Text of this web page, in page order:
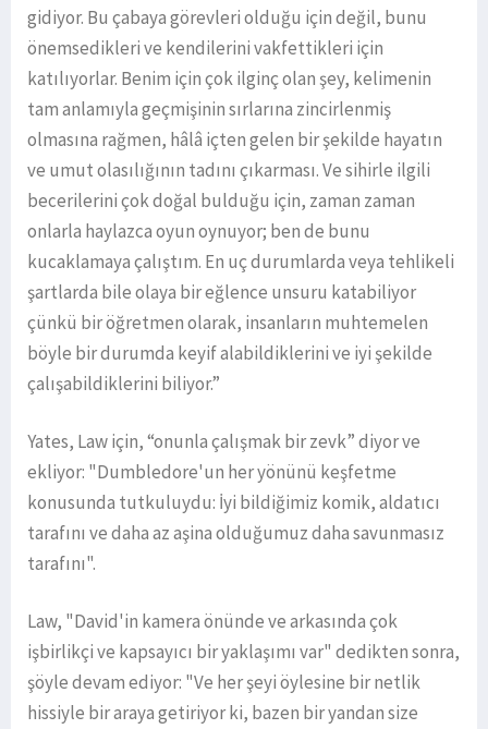
gidiyor. Bu çabaya görevleri olduğu için değil, bunu
önemsedikleri ve kendilerini vakfettikleri için
katılıyorlar. Benim için çok ilginç olan şey, kelimenin
tam anlamıyla geçmişinin sırlarına zincirlenmiş
olmasına rağmen, hâlâ içten gelen bir şekilde hayatın
ve umut olasılığının tadını çıkarması. Ve sihirle ilgili
becerilerini çok doğal bulduğu için, zaman zaman
onlarla haylazca oyun oynuyor; ben de bunu
kucaklamaya çalıştım. En uç durumlarda veya tehlikeli
şartlarda bile olaya bir eğlence unsuru katabiliyor
çünkü bir öğretmen olarak, insanların muhtemelen
böyle bir durumda keyif alabildiklerini ve iyi şekilde
çalışabildiklerini biliyor.”
Yates, Law için, “onunla çalışmak bir zevk” diyor ve
ekliyor: "Dumbledore'un her yönünü keşfetme
konusunda tutkuluydu: İyi bildiğimiz komik, aldatıcı
tarafını ve daha az aşina olduğumuz daha savunmasız
tarafını".
Law, "David'in kamera önünde ve arkasında çok
işbirlikçi ve kapsayıcı bir yaklaşımı var" dedikten sonra,
şöyle devam ediyor: "Ve her şeyi öylesine bir netlik
hissiyle bir araya getiriyor ki, bazen bir yandan size